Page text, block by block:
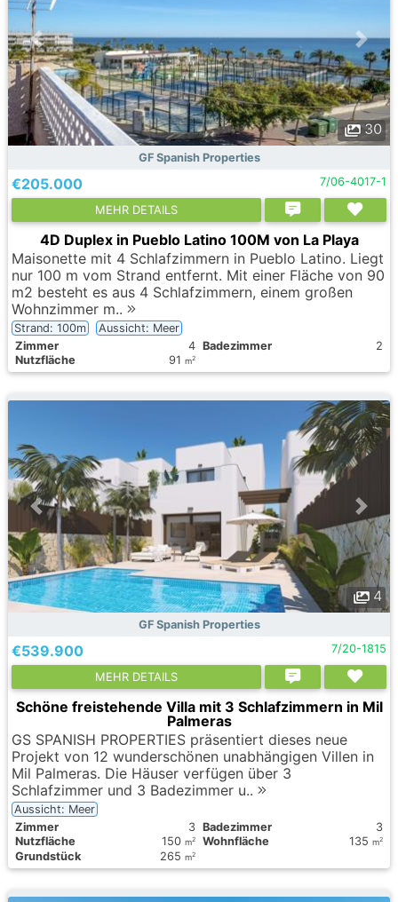
30
GF Spanish Properties
€205.000 7/06-4017-1
MEHR DETAILS
4D Duplex in Pueblo Latino 100M von La Playa
Maisonette mit 4 Schlafzimmern in Pueblo Latino. Liegt
nur 100 m vom Strand entfernt. Mit einer Fläche von 90
m2 besteht es aus 4 Schlafzimmern, einem großen
Wohnzimmer m..
Strand: 100m
Aussicht: Meer
Zimmer
4 Badezimmer
2
Nutzfläche
91 m2
4
GF Spanish Properties
€539.900 7/20-1815
MEHR DETAILS
Schöne freistehende Villa mit 3 Schlafzimmern in Mil
Palmeras
GS SPANISH PROPERTIES präsentiert dieses neue
Projekt von 12 wunderschönen unabhängigen Villen in
Mil Palmeras. Die Häuser verfügen über 3
Schlafzimmer und 3 Badezimmer u..
Aussicht: Meer
Zimmer
3 Badezimmer
3
Nutzfläche
150 m2 Wohnfläche 135 m2
Grundstück 265 m2